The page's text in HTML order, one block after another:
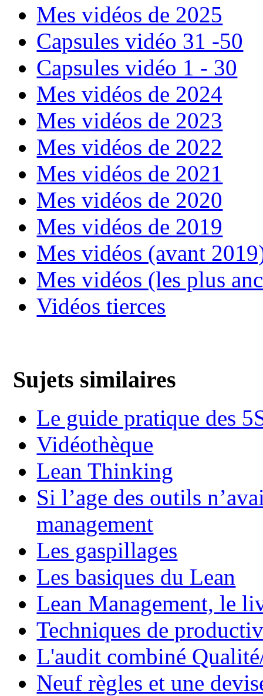
Mes vidéos de 2025
Capsules vidéo 31 -50
Capsules vidéo 1 - 30
Mes vidéos de 2024
Mes vidéos de 2023
Mes vidéos de 2022
Mes vidéos de 2021
Mes vidéos de 2020
Mes vidéos de 2019
Mes vidéos (avant
Mes vidéos (les plus
Vidéos tierces
Sujets similaires
Le guide pratique des
Vidéothèque
Lean Thinking
Si l’age des outils
management
Les gaspillages
Les basiques du Lean
Lean Management, le
Techniques de
L'audit combiné
Neuf règles et une